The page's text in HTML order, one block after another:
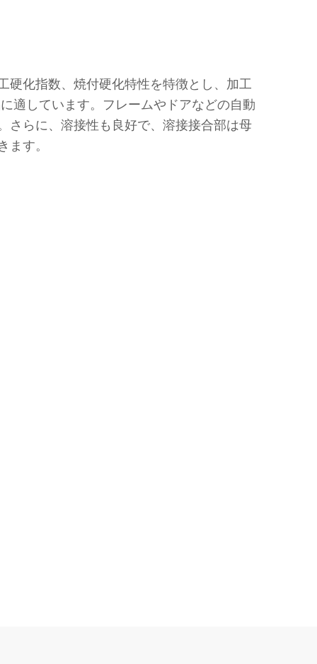
硬化指数、焼付硬化特性を特徴とし、加工
適しています。フレームやドアなどの自動
さらに、溶接性も良好で、溶接接合部は母
す。